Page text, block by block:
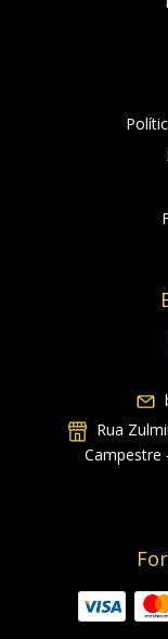
Rua
Campestre